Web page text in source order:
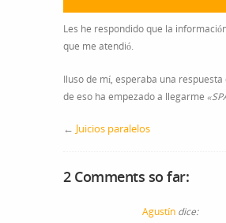
Les he respondido que la
que me atendió.
Iluso de mí, esperaba una respuesta
de eso ha empezado a llegarme
← Juicios paralelos
2 Comments so far:
Agustín dice: